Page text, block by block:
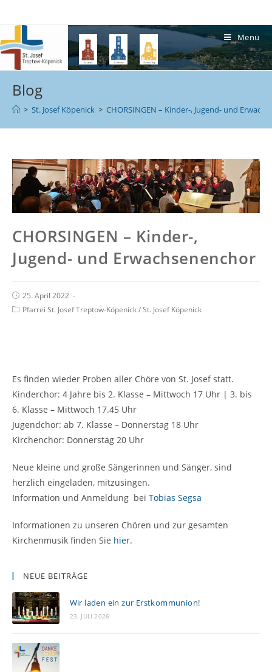
Menü
Blog
> St. Josef Köpenick > CHORSINGEN – Kinder-, Jugend- und
CHORSINGEN – Kinder-,
Jugend- und Erwachsenenchor
25. April 2022
Pfarrei St. Josef Treptow-Köpenick/St. Josef Köpenick
Es finden wieder Proben aller Chöre von St. Josef statt.
Kinderchor: 4 Jahre bis 2. Klasse – Mittwoch 17 Uhr | 3. bis
6. Klasse – Mittwoch 17.45 Uhr
Jugendchor: ab 7. Klasse – Donnerstag 18 Uhr
Kirchenchor: Donnerstag 20 Uhr
Neue kleine und große Sängerinnen und Sänger, sind
herzlich eingeladen, mitzusingen.
Information und Anmeldung bei Tobias Segsa
Informationen zu unseren Chören und zur gesamten
Kirchenmusik finden Sie hier.
NEUE BEITRÄGE
Wir laden ein zur Erstkommunion!
23. JULI 2026